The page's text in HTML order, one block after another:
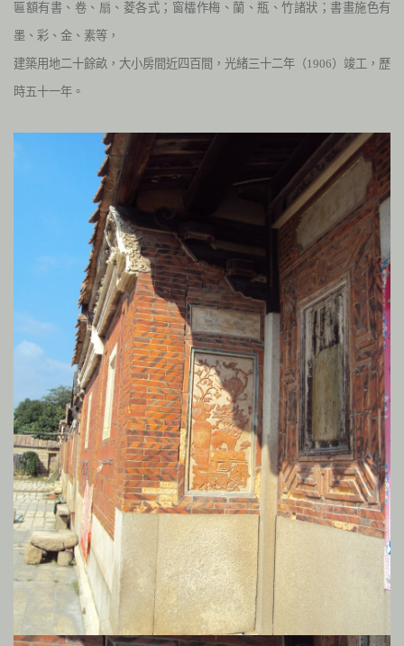
匾額有書、卷、扇、菱各式；窗櫺作梅、蘭、瓶、竹諸狀；書畫施色有
墨、彩、金、素等，
建築用地二十餘畝，大小房間近四百間，光緒三十二年（1906）竣工，歷
時五十一年。